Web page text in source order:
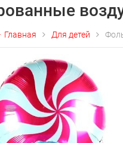
Главная Для детей